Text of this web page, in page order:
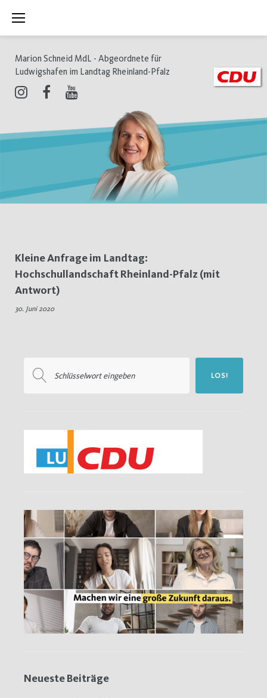
Inhalt
Marion Schneid MdL - Abgeordnete für
Ludwigshafen im Landtag Rheinland-Pfalz
Schlagwort:
Hochschullandschaft
Kleine Anfrage im Landtag:
Hochschullandschaft Rheinland-Pfalz (mit
Antwort)
30. Juni 2020
nach:
LOS!
Neueste Beiträge